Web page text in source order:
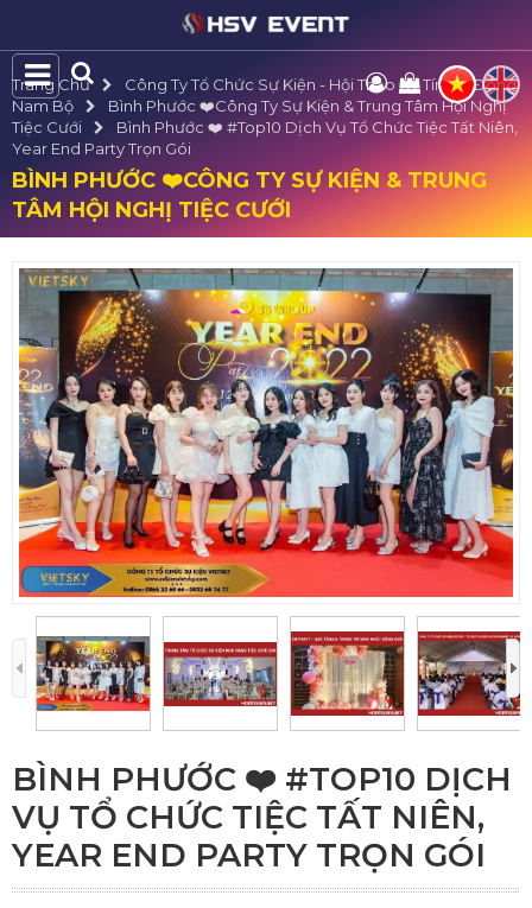
Trang Chủ
Công Ty Tổ Chức Sự Kiện - Hội Thảo Uy Tín Tại Đông
Nam Bộ
Bình Phước ❤️️Công Ty Sự Kiện & Trung Tâm Hội Nghị
Tiệc Cưới
Bình Phước ❤️️ #top10 Dịch Vụ Tổ Chức Tiệc Tất Niên,
Year End Party Trọn Gói
BÌNH PHƯỚC ❤️️CÔNG TY SỰ KIỆN & TRUNG
TÂM HỘI NGHỊ TIỆC CƯỚI
BÌNH PHƯỚC ❤️️ #TOP10 DỊCH
VỤ TỔ CHỨC TIỆC TẤT NIÊN,
YEAR END PARTY TRỌN GÓI